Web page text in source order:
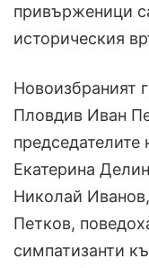
привърженици
историческия
Новоизбраният
Пловдив Иван
председателите
Екатерина
Николай
Петков,
симпатизанти